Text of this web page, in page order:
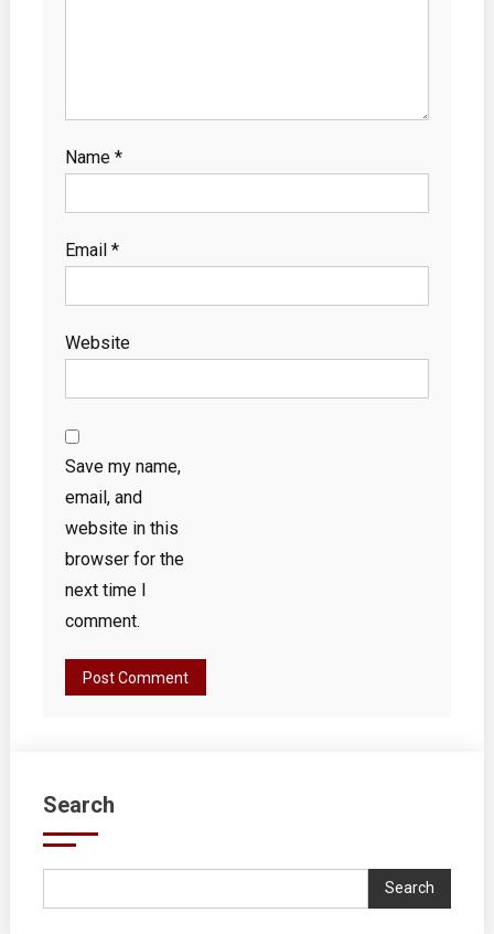
Name *
Email *
Website
Save my name,
email, and
website in this
browser for the
next time I
comment.
Search
Search